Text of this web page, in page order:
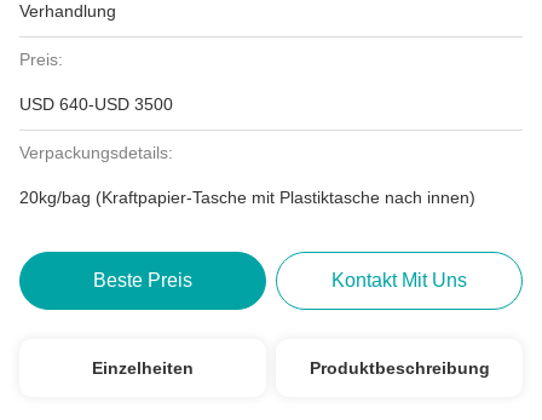
Verhandlung
Preis:
USD 640-USD 3500
Verpackungsdetails:
20kg/bag (Kraftpapier-Tasche mit Plastiktasche nach innen)
Beste Preis Kontakt Mit Uns
Einzelheiten Produktbeschreibung